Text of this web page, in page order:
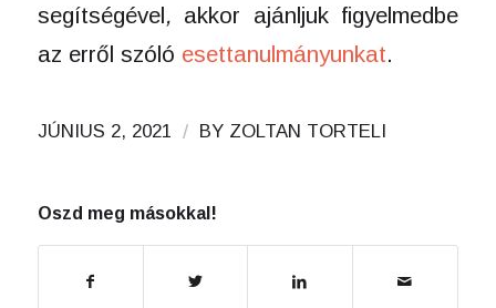
segítségével, akkor ajánljuk figyelmedbe
az erről szóló esettanulmányunkat.
JÚNIUS 2, 2021 / BY ZOLTAN TORTELI
Oszd meg másokkal!